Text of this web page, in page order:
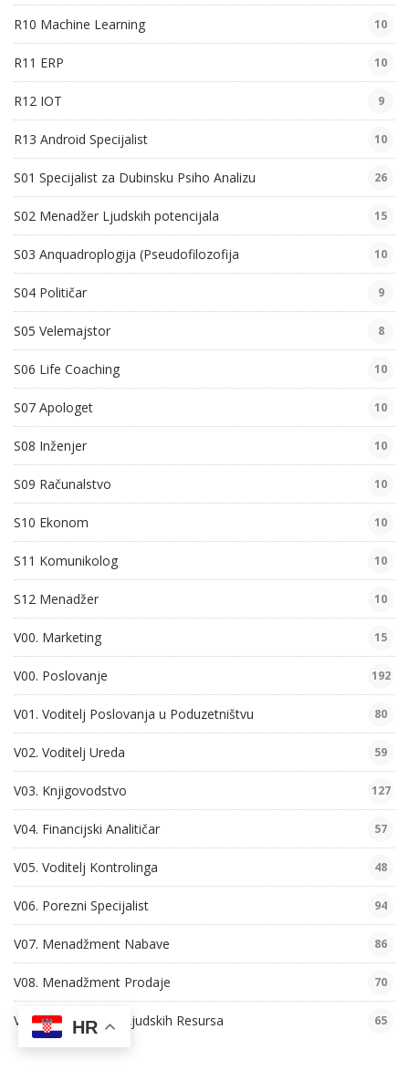
R10 Machine Learning 10
R11 ERP 10
R12 IOT 9
R13 Android Specijalist 10
S01 Specijalist za Dubinsku Psiho Analizu 26
S02 Menadžer Ljudskih potencijala 15
S03 Anquadroplogija (Pseudofilozofija 10
S04 Političar 9
S05 Velemajstor 8
S06 Life Coaching 10
S07 Apologet 10
S08 Inženjer 10
S09 Računalstvo 10
S10 Ekonom 10
S11 Komunikolog 10
S12 Menadžer 10
V00. Marketing 15
V00. Poslovanje 192
V01. Voditelj Poslovanja u Poduzetništvu 80
V02. Voditelj Ureda 59
V03. Knjigovodstvo 127
V04. Financijski Analitičar 57
V05. Voditelj Kontrolinga 48
V06. Porezni Specijalist 94
V07. Menadžment Nabave 86
V08. Menadžment Prodaje 70
V09. Menadžment Ljudskih Resursa 65
HR